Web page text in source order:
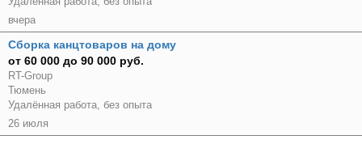
вчера
Сборка канцтоваров на дому
от 60 000 до 90 000 руб.
RT-Group
Тюмень
Удалённая работа, без опыта
26 июля